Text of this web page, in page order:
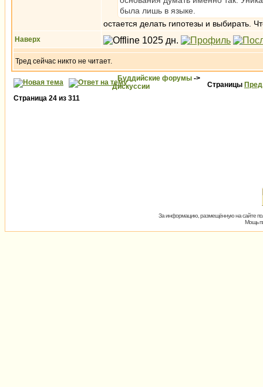
была лишь в языке.
остается делать гипотезы и выбирать.
Наверх
Тред сейчас никто не читает.
Буддийские форумы ->
Дискуссии
Страницы
Страница 24 из 311
За информацию, размещённую на сайте
Мощь